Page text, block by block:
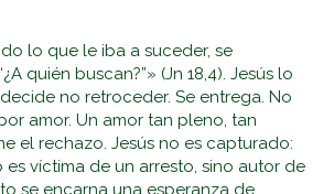
lo que le iba a suceder, se
quién buscan?”» (Jn 18,4). Jesús lo
no retroceder. Se entrega. No
amor. Un amor tan pleno, tan
el rechazo. Jesús no es capturado:
es víctima de un arresto, sino autor de
se encarna una esperanza de